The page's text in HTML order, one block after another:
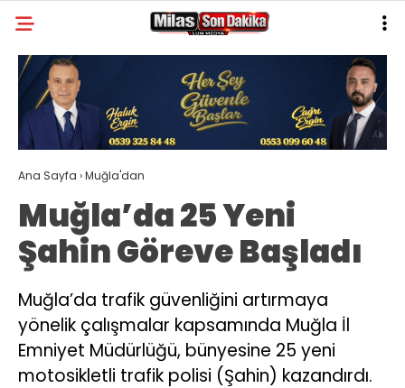
22.1
GALERİ YAZARLAR
MILAS
MUĞLA’DAN
ASAYIŞ
GÜNDEM
EKONOMI
SPOR
VEFAT
Ana Sayfa ›Muğla'dan
Muğla’da 25 Yeni
Şahin Göreve Başladı
Muğla’da trafik güvenliğini artırmaya
yönelik çalışmalar kapsamında Muğla İl
Emniyet Müdürlüğü, bünyesine 25 yeni
motosikletli trafik polisi (Şahin) kazandırdı.